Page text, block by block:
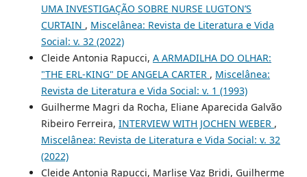
UMA INVESTIGAÇÃO SOBRE NURSE LUGTON’S
CURTAIN , Miscelânea: Revista de Literatura e Vida
Social: v. 32 (2022)
Cleide Antonia Rapucci, A ARMADILHA DO OLHAR:
"THE ERL-KING" DE ANGELA CARTER , Miscelânea:
Revista de Literatura e Vida Social: v. 1 (1993)
Guilherme Magri da Rocha, Eliane Aparecida Galvão
Ribeiro Ferreira, INTERVIEW WITH JOCHEN WEBER ,
Miscelânea: Revista de Literatura e Vida Social: v. 32
(2022)
Cleide Antonia Rapucci, Marlise Vaz Bridi, Guilherme